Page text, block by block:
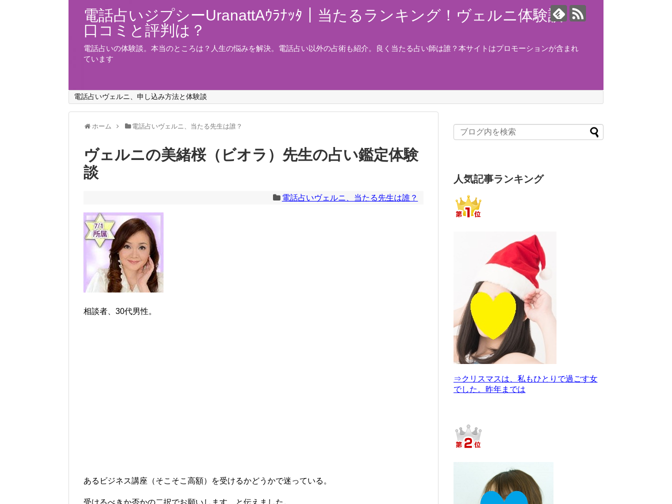
電話占いジプシーUranattAｳﾗﾅｯﾀ｜当たるランキング！ヴェルニ体験談！
口コミと評判は？
電話占いの体験談。本当のところは？人生の悩みを解決。電話占い以外の占術も紹介。良く当たる占い師は誰？本サイトはプロモーションが含まれ
ています
電話占いヴェルニ、申し込み方法と体験談
ホーム 電話占いヴェルニ、当たる先生は誰？
ヴェルニの美緒桜（ビオラ）先生の占い鑑定体験
談
電話占いヴェルニ、当たる先生は誰？
相談者、30代男性。
あるビジネス講座（そこそこ高額）を受けるかどうかで迷っている。
人気記事ランキング
⇒クリスマスは、私もひとりで過ごす女
でした。昨年までは